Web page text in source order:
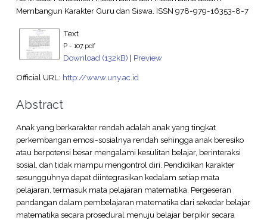
Membangun Karakter Guru dan Siswa. ISSN 978-979-16353-8-7
Text
P - 107.pdf
Download (132kB) | Preview
Official URL: http://www.uny.ac.id
Abstract
Anak yang berkarakter rendah adalah anak yang tingkat
perkembangan emosi-sosialnya rendah sehingga anak beresiko
atau berpotensi besar mengalami kesulitan belajar, berinteraksi
sosial, dan tidak mampu mengontrol diri. Pendidikan karakter
sesungguhnya dapat diintegrasikan kedalam setiap mata
pelajaran, termasuk mata pelajaran matematika. Pergeseran
pandangan dalam pembelajaran matematika dari sekedar belajar
matematika secara prosedural menuju belajar berpikir secara